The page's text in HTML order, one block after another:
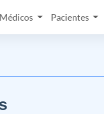
Médicos Pacientes